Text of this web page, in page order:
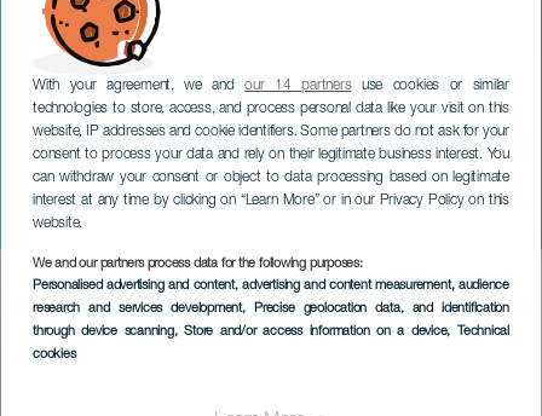
With your agreement, we andour 14 partnersuse cookies or similar
technologies to store, access, and process personal data like your visit on this
website, IP addresses and cookie identifiers. Some partners do not ask for your
consent to process your data and rely on their legitimate business interest. You
can withdraw your consent or object to data processing based on legitimate
interest at any time by clicking on “Learn More” or in our Privacy Policy on this
website.
We and our partners process data for the following purposes:
Personalised advertising and content, advertising and content measurement, audience
research and services development, Precise geolocation data, and identification
through device scanning, Store and/or access information on a device, Technical
cookies
La vuelta al mundo en 8
Compases - Programa
Sinfónico en Gran Canaria
GRAN CANARIA
Imagen
Listado